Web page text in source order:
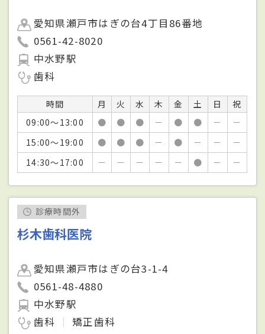
愛知県瀬戸市はぎの台4丁目86番地
0561-42-8020
中水野駅
歯科
時間 月 火 水 木 金 土 日
祝
09:00～13:00
● ● ● － ● ● －
－
15:00～19:00
● ● ● － ● － －
－
14:30～17:00
－ － － － － ● － －
診療時間外
杉木歯科医院
愛知県瀬戸市はぎの台3-1-4
0561-48-4880
中水野駅
歯科
矯正歯科